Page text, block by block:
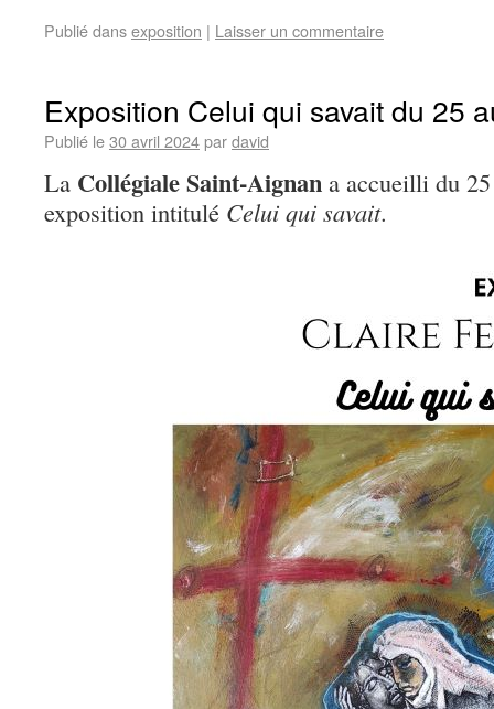
Publié dansexposition | Laisser un commentaire
Exposition Celui qui savait du 25
Publié le30 avril 2024pardavid
La Collégiale Saint-Aignan a accueilli du
exposition intitulé Celui qui savait.